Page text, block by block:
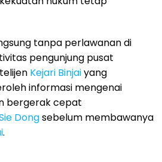
tanpa perlawanan di
pengunjung pusat
Kejari Binjaiyang
informasi mengenai
bergerak cepat
Dongsebelum membawanya
.